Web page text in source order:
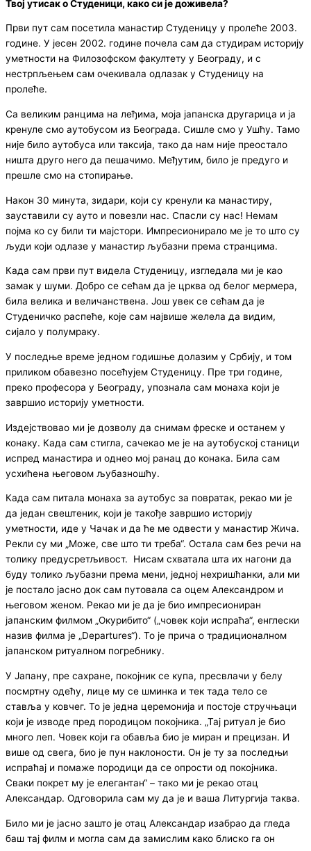
Твој утисак о Студеници, како си је доживела?
Први пут сам посетила манастир Студеницу у пролеће 2003.
године. У јесен 2002. године почела сам да студирам историју
уметности на Филозофском факултету у Београду, и с
нестрпљењем сам очекивала одлазак у Студеницу на
пролеће.
Са великим ранцима на леђима, моја јапанска другарица и ја
кренуле смо аутобусом из Београда. Сишле смо у Ушћу. Тамо
није било аутобуса или таксија, тако да нам није преостало
ништа друго него да пешачимо. Међутим, било је предуго и
прешле смо на стопирање.
Након 30 минута, зидари, који су кренули ка манастиру,
зауставили су ауто и повезли нас. Спасли су нас! Немам
појма ко су били ти мајстори. Импресионирало ме је то што су
људи који одлазe у манастир љубазни према странцима.
Када сам први пут видела Студеницу, изгледала ми је као
замак у шуми. Добро се сећам да је црква од белог мермера,
била велика и величанствена. Још увек се сећам да је
Студеничко распеће, које сам највише желела да видим,
сијало у полумраку.
У последње време једном годишње долазим у Србију, и том
приликом обавезно посећујем Студеницу. Пре три године,
преко професора у Београду, упознала сам монаха који је
завршио историју уметности.
Издејствовао ми је дозволу да снимам фреске и останем у
конаку. Када сам стигла, сачекао ме је на аутобуској станици
испред манастира и однео мој ранац до конака. Била сам
усхићена његовом љубазношћу.
Када сам питала монаха за аутобус за повратак, рекао ми је
да један свештеник, који је такође завршио историју
уметности, иде у Чачак и да ће ме одвести у манастир Жича.
Рекли су ми „Може, све што ти треба“. Остала сам без речи на
толику предусретљивост. Нисам схватала шта их нагони да
буду толико љубазни према мени, једној нехришћанки, али ми
је постало јасно док сам путовала са оцем Александром и
његовом женом. Рекао ми је да је био импресиониран
јапанским филмом „Окурибито“ („човек који испраћа“, енглески
назив филма је „Departures“). То је прича о традиционалном
јапанском ритуалном погребнику.
У Јапану, пре сахране, покојник се купа, пресвлачи у белу
посмртну одећу, лице му се шминка и тек тада тело се
ставља у ковчег. То је једна церемонија и постоје стручњаци
који је изводе пред породицом покојника. „Тај ритуал је био
много леп. Човек који га обавља био је миран и прецизан. И
више од свега, био је пун наклоности. Он је ту за последњи
испраћај и помаже породици да се опрости од покојника.
Сваки покрет му је елегантан“ – тaко ми је рекао отац
Александар. Одговорила сам му да је и ваша Литургија таква.
Било ми је јасно зашто је отац Александар изабрао да гледа
баш тај филм и могла сам да замислим како блиско га он